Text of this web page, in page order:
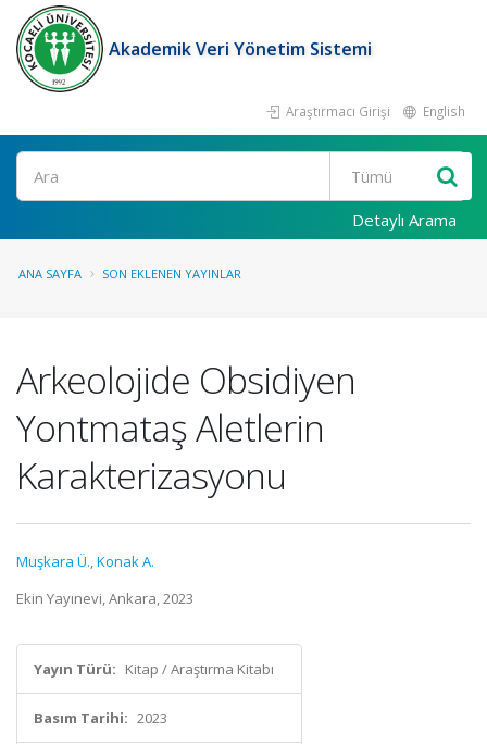
Akademik Veri Yönetim Sistemi
Araştırmacı Girişi English
Ara
Detaylı Arama
ANA SAYFA SON EKLENEN YAYINLAR
Arkeolojide Obsidiyen
Yontmataş Aletlerin
Karakterizasyonu
Muşkara Ü.,Konak A.
Ekin Yayınevi, Ankara, 2023
Yayın Türü: Kitap / Araştırma Kitabı
Basım Tarihi: 2023